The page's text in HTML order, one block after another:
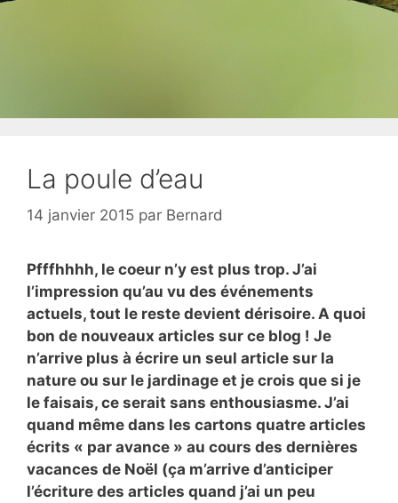
La poule d’eau
14 janvier 2015 par Bernard
Pfffhhhh, le coeur n’y est plus trop. J’ai
l’impression qu’au vu des événements
actuels, tout le reste devient dérisoire. A quoi
bon de nouveaux articles sur ce blog ! Je
n’arrive plus à écrire un seul article sur la
nature ou sur le jardinage et je crois que si je
le faisais, ce serait sans enthousiasme. J’ai
quand même dans les cartons quatre articles
écrits « par avance » au cours des dernières
vacances de Noël (ça m’arrive d’anticiper
l’écriture des articles quand j’ai un peu